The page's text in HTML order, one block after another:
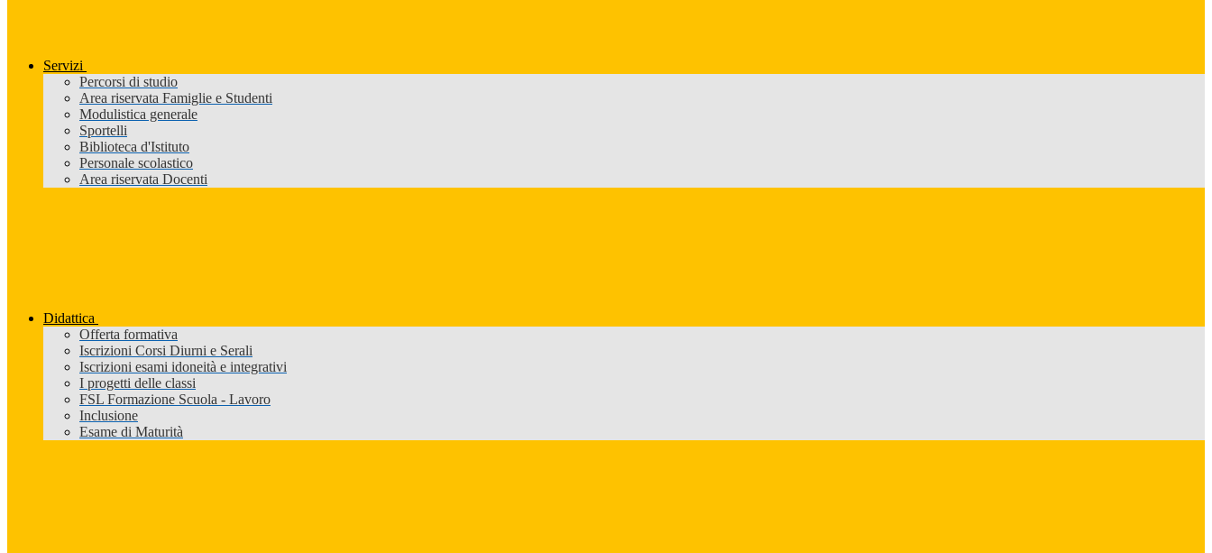
Servizi
Percorsi di studio
Area riservata Famiglie e Studenti
Modulistica generale
Sportelli
Biblioteca d'Istituto
Personale scolastico
Area riservata Docenti
Didattica
Offerta formativa
Iscrizioni Corsi Diurni e Serali
Iscrizioni esami idoneità e integrativi
I progetti delle classi
FSL Formazione Scuola - Lavoro
Inclusione
Esame di Maturità